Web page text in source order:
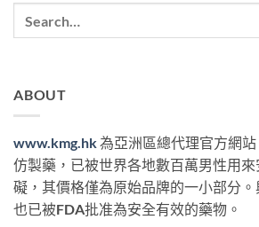
ABOUT
www.kmg.hk為亞洲區總代理官方網站
仿製藥，已被世界各地數百萬男性用
礙，其價格僅為原始品牌的一小部分
也已被FDA批准為安全有效的藥物。